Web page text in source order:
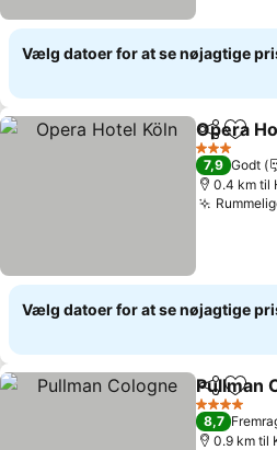
Vælg datoer for at se nøjagtige
Del Føj
Opera
3 Stjerner
7,9 Godt
0.4 km til
Vælg datoer for at se nøjagtige
Del Føj
Pullman
4 Stjerner
8,7
0.9 km til